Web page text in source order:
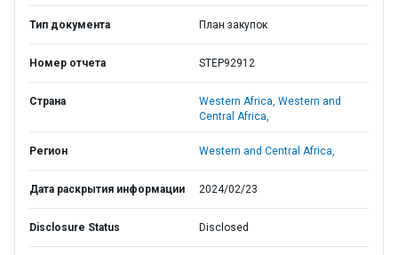
Тип документа План закупок
Номер отчета STEP92912
Страна Western Africa, Western and
Central Africa,
Регион Western and Central Africa,
Дата раскрытия информации 2024/02/23
Disclosure Status Disclosed